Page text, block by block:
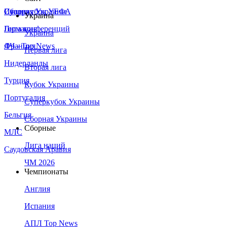
Сборная Украины
Италия
Германия
Франция
Нидерланды
Турция
Португалия
Бельгия
МЛС
Саудовская Аравия
Суперкубок УЕФА
Лига конференций
ЛЧ - Top News
Украина
Украина
Первая лига
Вторая лига
Кубок Украины
Суперкубок Украины
Сборная Украины
Сборные
Лига наций
ЧМ 2026
Чемпионаты
Англия
Испания
АПЛ Top News